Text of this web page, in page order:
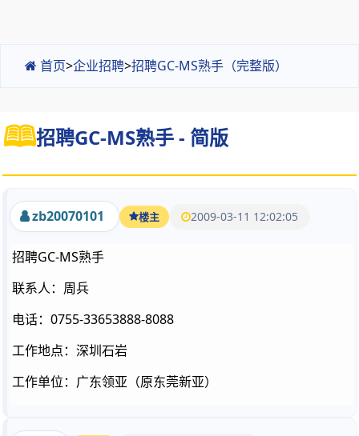
首页>企业招聘>招聘GC-MS熟手（完整版）
招聘GC-MS熟手 - 简版
zb20070101 楼主 2009-03-11 12:02:05
招聘GC-MS熟手
联系人：周兵
电话：0755-33653888-8088
工作地点：深圳石岩
工作单位：广东领亚（原东莞新亚）